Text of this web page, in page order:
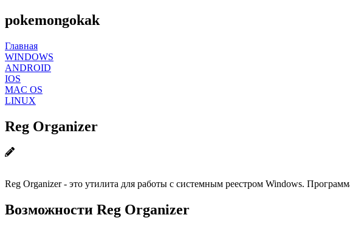
pokemongokak
Главная
WINDOWS
ANDROID
IOS
MAC OS
LINUX
Reg Organizer
Reg Organizer - это утилита для работы с системным реестром Windows.
Возможности Reg Organizer